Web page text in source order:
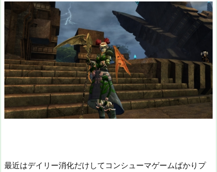
最近はデイリー消化だけしてコンシューマゲームばかりプ